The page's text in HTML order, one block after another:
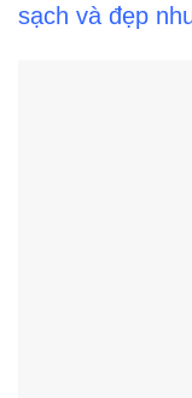
sạch và đẹp